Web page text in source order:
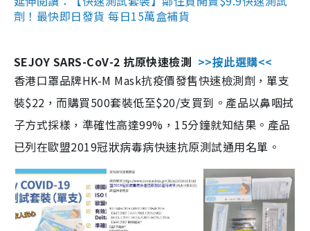
劑！最快即日發貨 每日15萬盒補貨
SEJOY SARS-CoV-2 抗原快速檢測 >>按此選購<<
香港口罩品牌HK-M Mask抗疫價發售快速檢測劑，單支
裝$22，而購買500套裝低至$20/支買到。產品以鼻咽拭
子方式採樣，準確性高達99%，15分鐘就知結果。產品
已列在歐盟2019冠狀病毒病快速抗原測試通用名單。